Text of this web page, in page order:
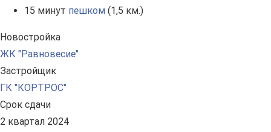
15 минут пешком (1,5 км.)
Новостройка
ЖК "Равновесие"
Застройщик
ГК "КОРТРОС"
Срок сдачи
2 квартал 2024